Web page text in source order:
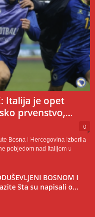
Italija je opet
prvenstvo,...
0
Bosna i Hercegovina izborila
pobjedom nad Italijom u
BOSNOM I
šta su napisali o...